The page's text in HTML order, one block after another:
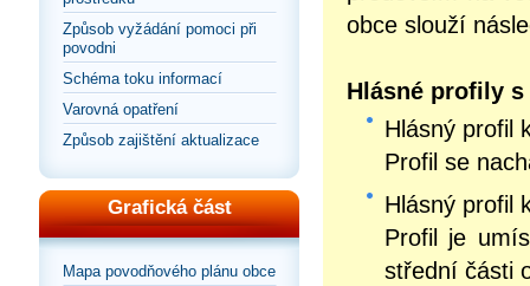
Způsob vyžádání pomoci při
povodni
Schéma toku informací
Varovná opatření
Způsob zajištění aktualizace
Grafická část
Mapa povodňového plánu obce
obce slouží
Hlásné profily
Hlásný profil
Profil se
Hlásný profil
Profil je
střední části